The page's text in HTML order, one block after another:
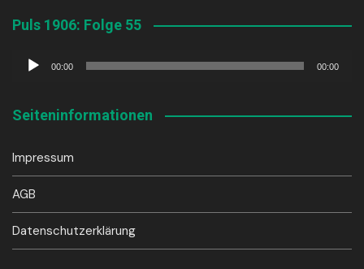
Puls 1906: Folge 55
Audio-
00:00 00:00
Seiteninformationen
Impressum
AGB
Datenschutzerklärung